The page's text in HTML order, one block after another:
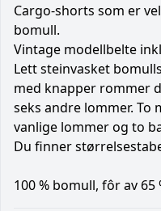
Cargo-shorts som er
bomull.
Vintage modellbelte
Lett steinvasket
med knapper rommer
seks andre lommer. To
vanlige lommer og to
Du finner
100 % bomull, fôr av